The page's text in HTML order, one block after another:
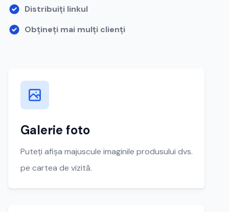
Distribuiți linkul
Obțineți mai mulți clienți
Galerie foto
Puteți afișa majuscule imaginile produsului dvs.
pe cartea de vizită.